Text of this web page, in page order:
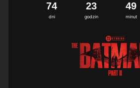
dni
74
godzin
23
minut
49